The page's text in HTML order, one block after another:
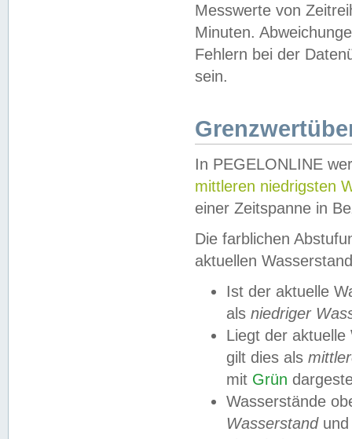
Messwerte von
Minuten.
Fehlern bei der
sein.
In PEGELONLINE
mittleren niedrigsten
einer Zeitspanne in
Die farblichen
aktuellen
Ist der aktuelle
als niedriger
Liegt der
gilt dies als
mit Grün
Wasserstände
Wasserstandund